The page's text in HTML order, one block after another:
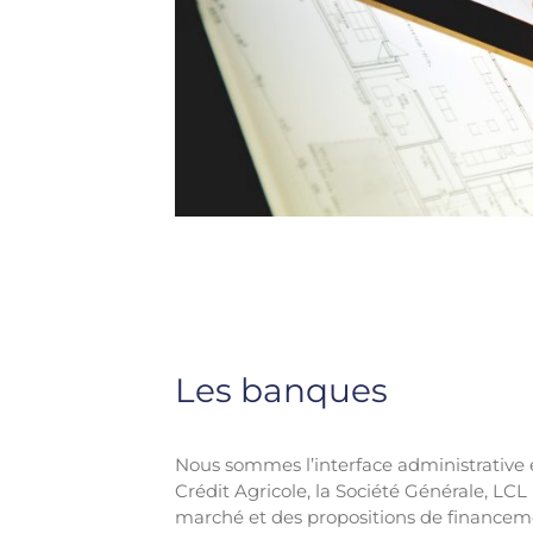
Les banques
Nous sommes l’interface
Crédit Agricole, la Société Générale,
marché et des propositions de